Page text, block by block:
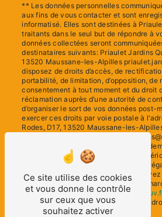
** Les données personnelles
aux fins de vous contacter et sont
informatisé. Elles sont destinées à
traitants dans le seul but de répondre à
données collectées seront
destinataires suivants: Priaulet Jardins
13520 Maussane-les-Alpilles
disposez de droits d’accès, de
portabilité, de limitation, d’opposition, de
consentement à tout moment et du droit
réclamation auprès d’une autorité de
d’organiser le sort de vos données post-
exercer ces droits par voie postale à
Rodes, D17, 13520 Maussane-les-
électronique à l'adresse
justificatif d'identité pourra vous être
conservons vos données pendant la
puis pendant la durée de prescription
et de gestion des contentieux. Vous
inscrire sur la liste d'opposition au
disponible à cette adresse:
cnil.fr pour plus d’informations sur vos
Ce site utilise des cookies
et vous donne le contrôle
sur ceux que vous
souhaitez activer